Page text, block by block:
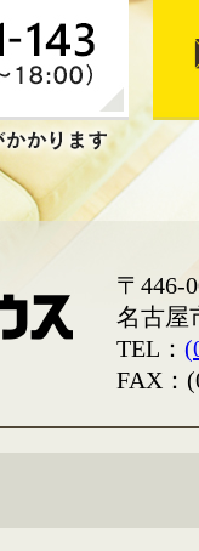
〒446-
名古屋
TEL：
FAX：